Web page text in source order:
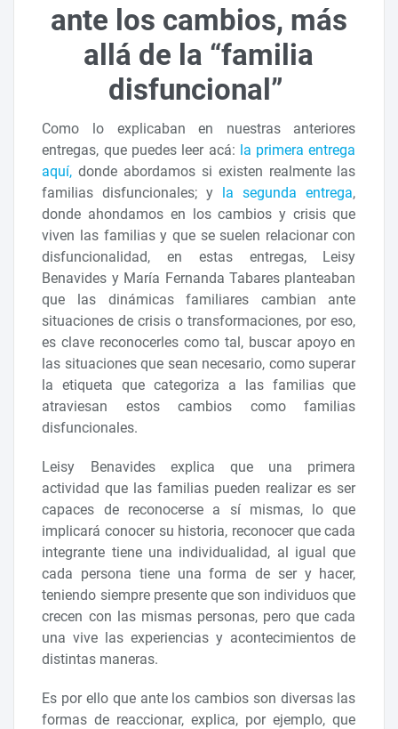
ante los cambios, más
allá de la “familia
disfuncional”
Como lo explicaban en nuestras anteriores
entregas, que puedes leer acá: la primera entrega
aquí, donde abordamos si existen realmente las
familias disfuncionales; y la segunda entrega,
donde ahondamos en los cambios y crisis que
viven las familias y que se suelen relacionar con
disfuncionalidad, en estas entregas, Leisy
Benavides y María Fernanda Tabares planteaban
que las dinámicas familiares cambian ante
situaciones de crisis o transformaciones, por eso,
es clave reconocerles como tal, buscar apoyo en
las situaciones que sean necesario, como superar
la etiqueta que categoriza a las familias que
atraviesan estos cambios como familias
disfuncionales.
Leisy Benavides explica que una primera
actividad que las familias pueden realizar es ser
capaces de reconocerse a sí mismas, lo que
implicará conocer su historia, reconocer que cada
integrante tiene una individualidad, al igual que
cada persona tiene una forma de ser y hacer,
teniendo siempre presente que son individuos que
crecen con las mismas personas, pero que cada
una vive las experiencias y acontecimientos de
distintas maneras.
Es por ello que ante los cambios son diversas las
formas de reaccionar, explica, por ejemplo, que